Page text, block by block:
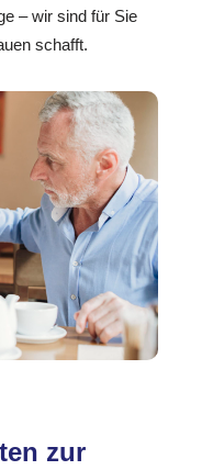
– wir sind für Sie
schafft.
zur